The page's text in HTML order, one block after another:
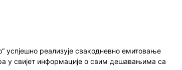
реализује свакодневно емитовање
у свијет информације о свим дешавањима са